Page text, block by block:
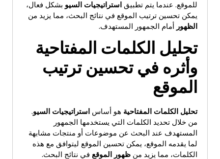
للموقع. عندما يتم تطبيق استراتيجيات السيو بشكل فعال،
يمكن تحسين ترتيب الموقع في نتائج البحث، مما يزيد من
الظهور أمام الجمهور المستهدف.
تحليل الكلمات المفتاحية
وأثره في تحسين ترتيب
الموقع
تحليل الكلمات المفتاحية هو أساس استراتيجيات السيو.
من خلال تحديد الكلمات التي يستخدمها الجمهور
المستهدف عند البحث عن موضوعات أو منتجات مشابهة
لما يقدمه الموقع، يمكن تحسين الموقع ليتوافق مع هذه
الكلمات، مما يزيد من ظهور الموقع في نتائج البحث.